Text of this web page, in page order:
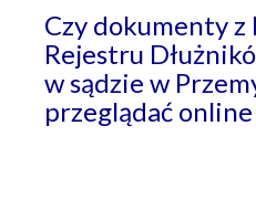
Czy dokumenty z
Rejestru
w sądzie w
przeglądać online